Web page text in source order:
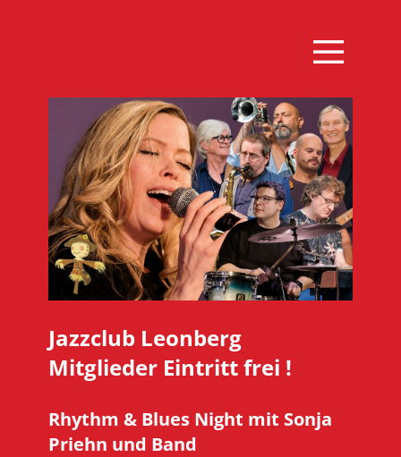
Jazzclub Leonberg
Mitglieder Eintritt frei !
Rhythm & Blues Night mit Sonja
Priehn und Band